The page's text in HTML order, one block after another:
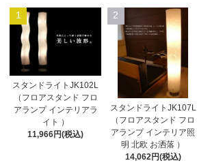
1
スタンドライトJK102L
（フロアスタンド フロ
アランプ インテリアラ
イト ）
11,966円(税込)
2
スタンドライトJK107L
（フロアスタンド フロ
アランプ インテリア照
明 北欧 お洒落 ）
14,062円(税込)